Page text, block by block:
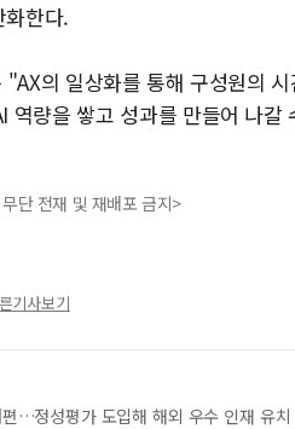
한다.
"AX의 일상화를 통해 구성원의
역량을 쌓고 성과를 만들어 나
단 전재 및 재배포 금지>
기사보기
…정성평가 도입해 해외 우수 인재 유치